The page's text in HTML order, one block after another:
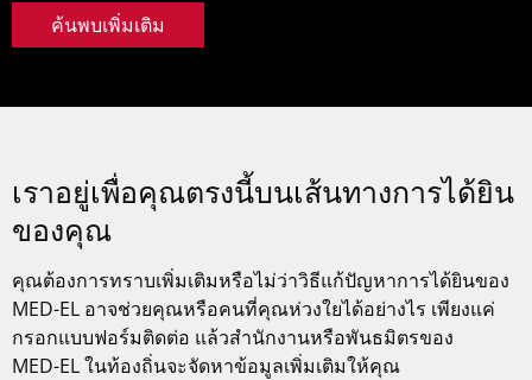
ค้นพบเพิ่มเติม
เราอยู่เพื่อคุณตรงนี้บนเส้นทางการได้ยิน
ของคุณ
คุณต้องการทราบเพิ่มเติมหรือไม่ว่าวิธีแก้ปัญหาการได้ยินของ
MED-EL อาจช่วยคุณหรือคนที่คุณห่วงใยได้อย่างไร เพียงแค่
กรอกแบบฟอร์มติดต่อ แล้วสำนักงานหรือพันธมิตรของ
MED-ELในท้องถิ่นจะจัดหาข้อมูลเพิ่มเติมให้คุณ